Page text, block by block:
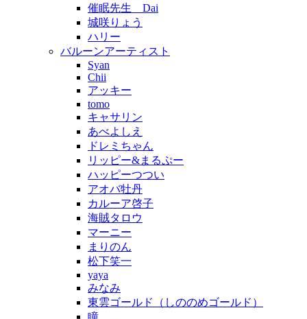
催眠先生 Dai
城咲りょう
ハリー
バルーンアーティスト
Syan
Chii
アッキー
tomo
キャサリン
あべよしえ
ドレミちゃん
リッピー&まるぷー
ハッピーつつい
アオバ牡丹
カルーア啓子
海賊タロウ
マーニー
まりのん
松下笑一
yaya
みなみ
東雲ゴールド（しののめゴールド）
瞳